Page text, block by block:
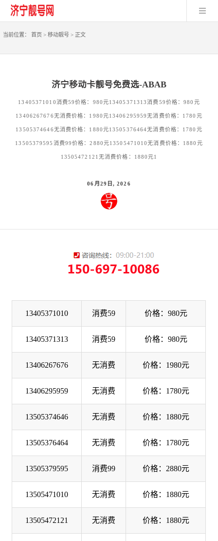
当前位置： 首页> 移动靓号 >正文
济宁移动卡靓号免费选-ABAB
13405371010消费59价格：980元13405371313消费59价格：980元
13406267676无消费价格：1980元13406295959无消费价格：1780元
13505374646无消费价格：1880元13505376464无消费价格：1780元
13505379595消费99价格：2880元13505471010无消费价格：1880元
13505472121无消费价格：1880元1
06月29日, 2026
13405371010 消费59 价格：980元
13405371313 消费59 价格：980元
13406267676 无消费 价格：1980元
13406295959 无消费 价格：1780元
13505374646 无消费 价格：1880元
13505376464 无消费 价格：1780元
13505379595 消费99 价格：2880元
13505471010 无消费 价格：1880元
13505472121 无消费 价格：1880元